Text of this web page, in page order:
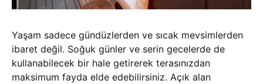
Yaşam sadece gündüzlerden ve sıcak mevsimlerden
ibaret değil. Soğuk günler ve serin gecelerde de
kullanabilecek bir hale getirerek terasınızdan
maksimum fayda elde edebilirsiniz. Açık alan